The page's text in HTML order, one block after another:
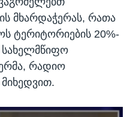
მხარდაჭერას, რათა
ტერიტორიების 20%-
სახელმწიფო
რადიო